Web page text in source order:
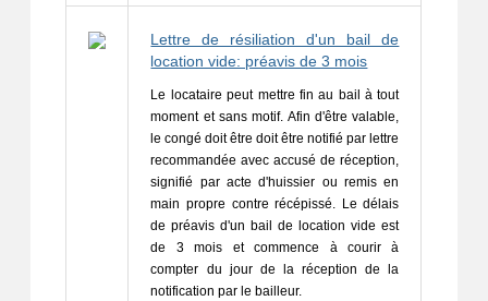
Lettre de résiliation d'un bail de
location vide: préavis de 3 mois
Le locataire peut mettre fin au bail à tout
moment et sans motif. Afin d'être valable,
le congé doit être doit être notifié par lettre
recommandée avec accusé de réception,
signifié par acte d'huissier ou remis en
main propre contre récépissé. Le délais
de préavis d'un bail de location vide est
de 3 mois et commence à courir à
compter du jour de la réception de la
notification par le bailleur.